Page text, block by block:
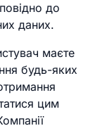
до
даних.
маєте
будь-яких
цим